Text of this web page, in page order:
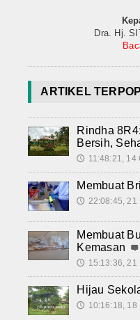
Dra. Hj.
ARTIKEL
Rindha
Bersih,
🕔 11:48:21, 14
Membuat
🕔 22:08:45, 21
Membuat
Kemasan
🕔 15:13:36, 21
Hijau
🕔 10:16:18, 18